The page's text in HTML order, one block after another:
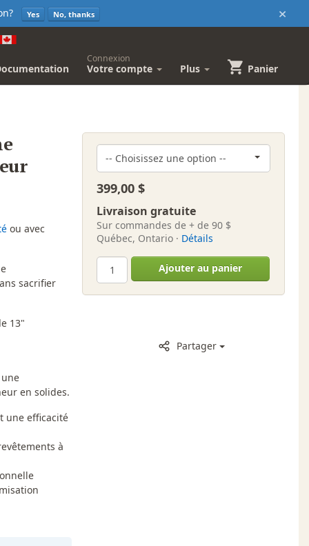
×
Yes No, thanks
Connexion
Votre compte Plus Panier
399,00 $
Livraison gratuite
Sur commandes de + de 90 $
Québec, Ontario · Détails
Ajouter au panier
Partager
ou avec
sacrifier
13"
en solides.
une efficacité
à